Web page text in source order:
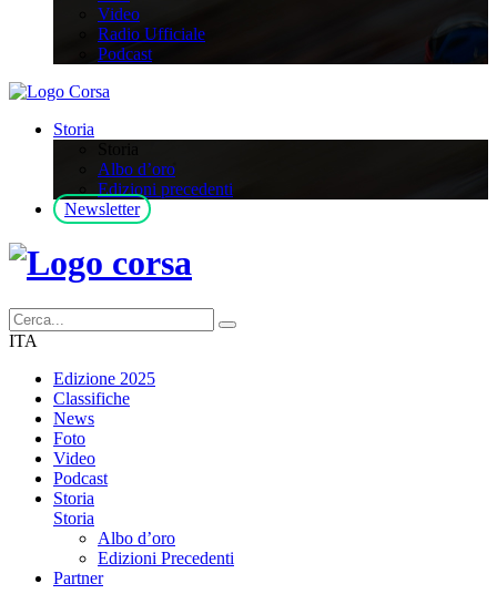
Video
Radio Ufficiale
Podcast
Storia
Albo d’oro
Edizioni precedenti
Newsletter
ITA
Edizione 2025
Classifiche
News
Foto
Video
Podcast
Storia
Storia
Albo d’oro
Edizioni Precedenti
Partner